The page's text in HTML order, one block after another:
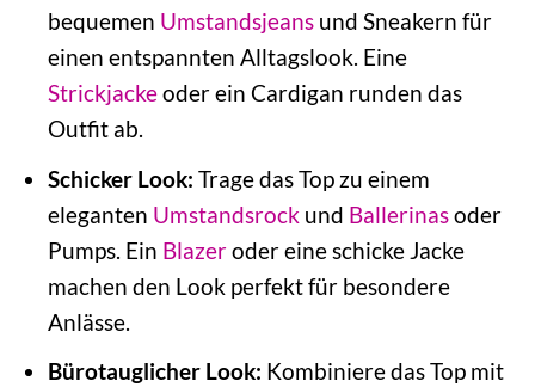
bequemen Umstandsjeansund Sneakern für
einen entspannten Alltagslook. Eine
Strickjackeoder ein Cardigan runden das
Outfit ab.
Schicker Look: Trage das Top zu einem
eleganten Umstandsrockund Ballerinasoder
Pumps. Ein Blazeroder eine schicke Jacke
machen den Look perfekt für besondere
Anlässe.
Bürotauglicher Look: Kombiniere das Top mit